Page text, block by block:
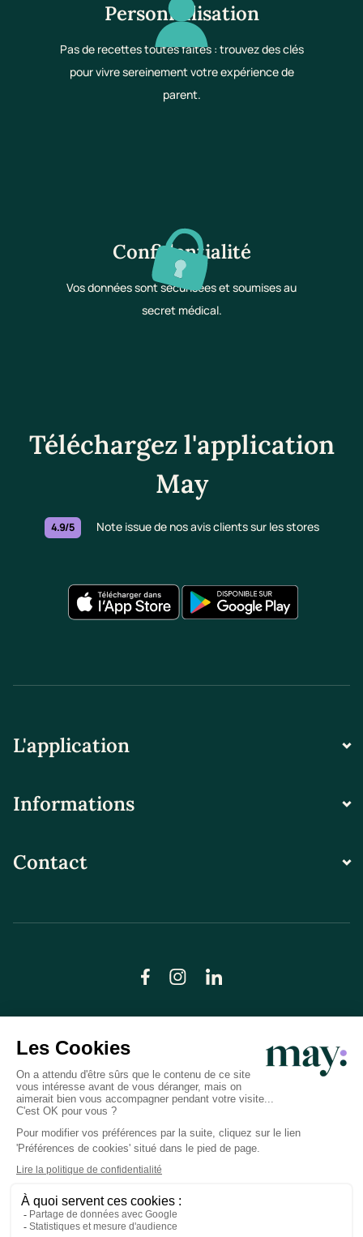
Personnalisation
Pas de recettes toutes faites : trouvez des clés
pour vivre sereinement votre expérience de
parent.
Confidentialité
Vos données sont sécurisées et soumises au
secret médical.
Téléchargez l'application
May
4.9/5 Note issue de nos avis clients sur les stores
L'application
Informations
Contact
© LN CARE 2026
Politique de confidentialité
Conditions générales d’utilisation
Plan du site
Crédits photos